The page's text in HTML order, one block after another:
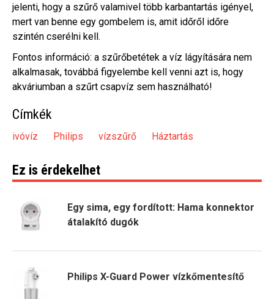
jelenti, hogy a szűrő valamivel több karbantartás igényel,
mert van benne egy gombelem is, amit időről időre
szintén cserélni kell.
Fontos információ: a szűrőbetétek a víz lágyítására nem
alkalmasak, továbbá figyelembe kell venni azt is, hogy
akváriumban a szűrt csapvíz sem használható!
Címkék
ivóvíz Philips vízszűrő Háztartás
Ez is érdekelhet
Egy sima, egy fordított: Hama konnektor
átalakító dugók
Philips X-Guard Power vízkőmentesítő